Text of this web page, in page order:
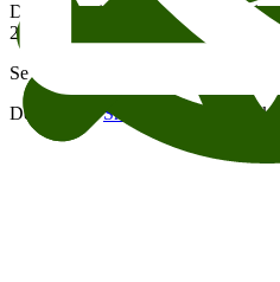
Denne nettsiden bruker
2023 Litteraturhuset. All Rights
Se vårt arkiv av eldre arrangementer.
Designet avSmuss Studio og